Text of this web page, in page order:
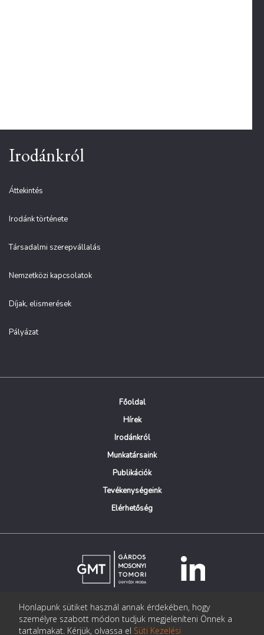
Irodánkról
Áttekintés
Irodánk története
Társadalmi szerepvállalás
Nemzetközi kapcsolatok
Díjak, elismerések
Pályázat
Főoldal
Hírek
Irodánkról
Munkatársaink
Publikációk
Tevékenységeink
Elérhetőség
© Copyright Gárdos Mosonyi Tomori Ügyvédi Iroda
postmaster@gmtlegal.hu
Honlapunk sütiket használ annak érdekében, hogy
személyre szabott módon tudjuk megjeleníteni Önnek a
tartalmakat. Kérjük, olvassa el Süti Kezelési